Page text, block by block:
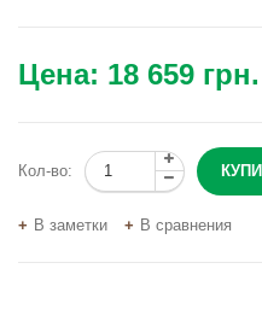
Цена: 18 659 грн.
Кол-во:
В заметки В сравнения